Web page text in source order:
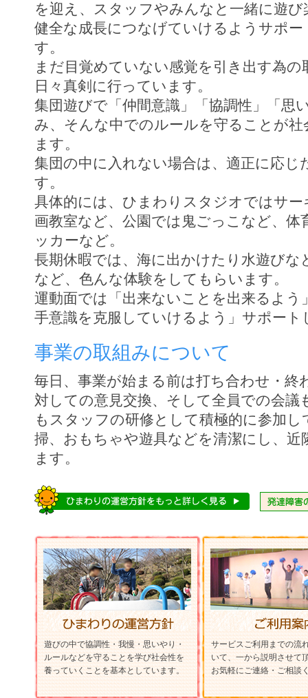
を迎え、スタッフやみんなと一緒に遊
健全な成長につなげていけるようサポ
す。
まだ目覚めていない感覚を引き出す為の
日々真剣に行っています。
集団遊びで「仲間意識」「協調性」「思
み、そんな中でのルールを守ることが
ます。
集団の中に入れない場合は、適正に応
す。
具体的には、ひまわりスタジオではサ
画教室など、公園では鬼ごっこなど、
ッカーなど。
長期休暇では、海に出かけたり水遊び
など、色んな体験をしてもらいます。
運動面では「出来ないことを出来るよ
手意識を克服していけるよう」サポート
事業の取組みについて
毎日、事業が始まる前は打ち合わせ・終
対しての意見交換、そして全員での会
もスタッフの研修として積極的に参加
掃、おもちゃや遊具などを清潔にし、
ます。
遊びの中で協調性・我慢・思いやり・
ルールなどを守ることを学び社会性を
養っていくことを基本としています。
サービスご利用までの流
いて、一から説明させて
お気軽にご連絡・ご相談